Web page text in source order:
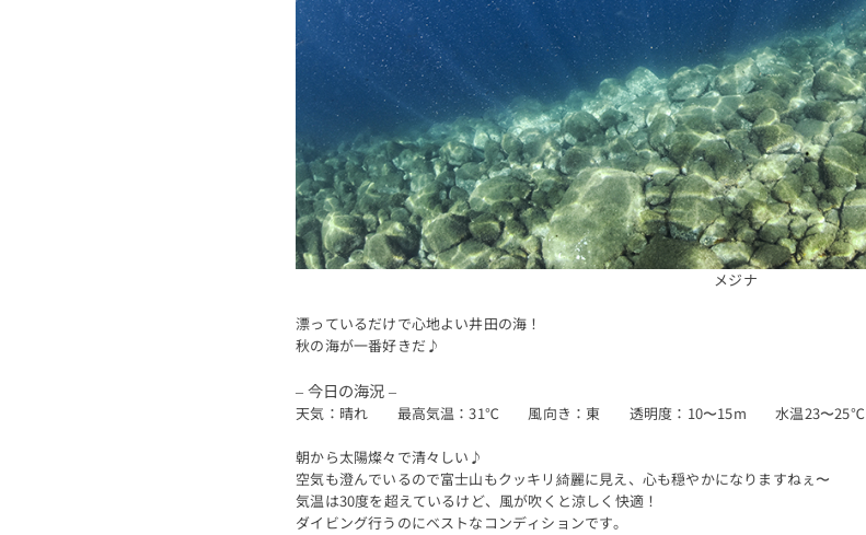
メジナ
漂っているだけで心地よい井田の海！
秋の海が一番好きだ♪
– 今日の海況 –
天気：晴れ 最高気温：31℃ 風向き：東 透明度：10〜15m 水温23〜25℃
朝から太陽燦々で清々しい♪
空気も澄んでいるので富士山もクッキリ綺麗に見え、心も穏やかになりますねぇ〜
気温は30度を超えているけど、風が吹くと涼しく快適！
ダイビング行うのにベストなコンディションです。